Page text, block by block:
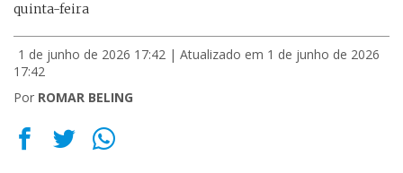
quinta-feira
1 de junho de 2026 17:42 | Atualizado em 1 de junho de 2026
17:42
Por ROMAR BELING